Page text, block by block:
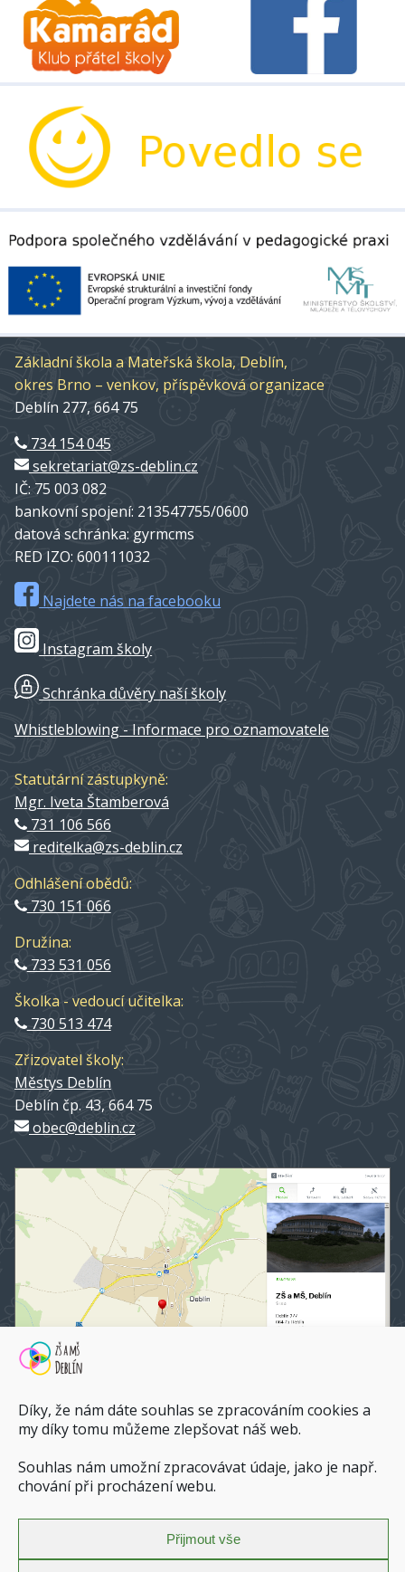
Díky, že nám dáte souhlas se zpracováním cookies a
my díky tomu můžeme zlepšovat náš web.
Souhlas nám umožní zpracovávat údaje, jako je např.
chování při procházení webu.
Přijmout vše
Základní škola a Mateřská škola, Deblín,
okres Brno – venkov, příspěvková organizace
Deblín 277, 664 75
734 154 045
sekretariat@zs-deblin.cz
IČ: 75 003 082
bankovní spojení: 213547755/0600
datová schránka: gyrmcms
RED IZO: 600111032
Najdete nás na facebooku
Instagram školy
Schránka důvěry naší školy
Whistleblowing - Informace pro oznamovatele
Statutární zástupkyně:
Mgr. Iveta Štamberová
731 106 566
reditelka@zs-deblin.cz
Odhlášení obědů:
730 151 066
Družina:
733 531 056
Školka - vedoucí učitelka:
730 513 474
Zřizovatel školy:
Městys Deblín
Deblín čp. 43, 664 75
obec@deblin.cz
ZŠ a MŠ Deblín na mapy.cz
Zásady ochrany osobních údajů
Povinně zveřejňované informace